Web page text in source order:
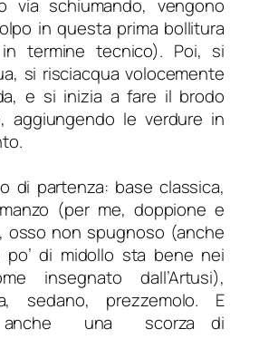
via schiumando, vengono
in questa prima bollitura
in termine tecnico). Poi, si
si risciacqua volocemente
e si inizia a fare il brodo
aggiungendo le verdure in
di partenza: base classica,
(per me, doppione e
osso non spugnoso (anche
di midollo sta bene nei
insegnato dall’Artusi),
sedano, prezzemolo. E
anche una scorza di